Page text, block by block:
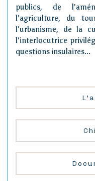
publics, de
l'agriculture, du
l'urbanisme, de la
l'interlocutrice
questions insulaires...